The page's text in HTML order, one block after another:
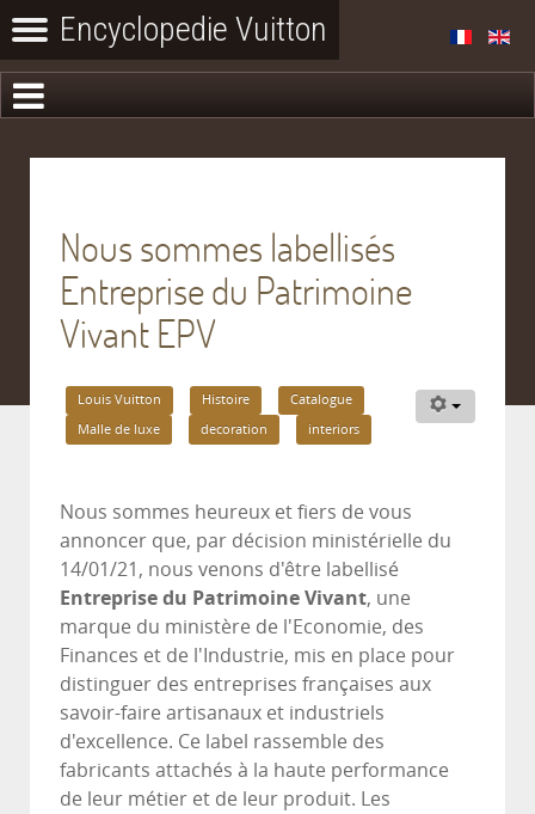
Nous sommes labellisés
Entreprise du Patrimoine
Vivant EPV
Louis Vuitton Histoire
Catalogue
Malle de luxe
decoration interiors
Nous sommes heureux et fiers de vous
annoncer que, par décision ministérielle du
14/01/21, nous venons d'être labellisé
Entreprise du Patrimoine Vivant, une
marque du ministère de l'Economie, des
Finances et de l'Industrie, mis en place pour
distinguer des entreprises françaises aux
savoir-faire artisanaux et industriels
d'excellence. Ce label rassemble des
fabricants attachés à la haute performance
de leur métier et de leur produit. Les